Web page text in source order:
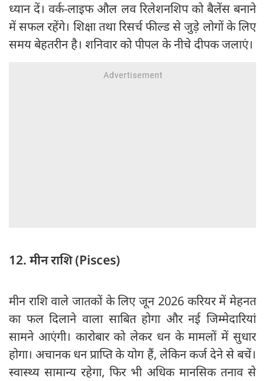
ध्यान दें। वर्क-लाइफ औल लव रिलेशनशिप को बैलेंस बनाने
में सफल रहेंगे। शिक्षा तथा रिसर्च फील्ड से जुड़े लोगों के लिए
समय बेहतरीन है। शनिवार को पीपल के नीचे दीपक जलाएं।
12. मीन राशि (Pisces)
मीन राशि वाले जातकों के लिए जून 2026 करियर में मेहनत
का फल दिलाने वाला साबित होगा और नई जिम्मेदारियां
सामने आएंगी। कारोबार को लेकर धन के मामलों में सुधार
होगा। अचानक धन प्राप्ति के योग हैं, लेकिन कर्ज देने से बचें।
स्वास्थ्य सामान्य रहेगा, फिर भी अधिक मानसिक तनाव से